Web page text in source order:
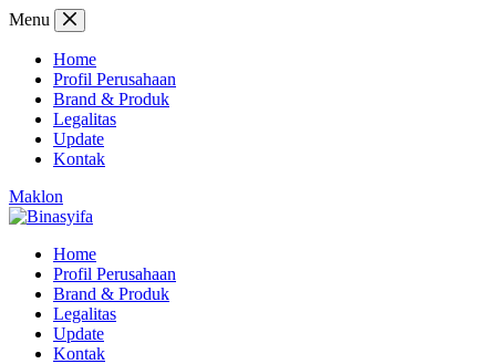
Skip
content
Menu
Home
Profil Perusahaan
Brand & Produk
Legalitas
Update
Kontak
Maklon
Home
Profil Perusahaan
Brand & Produk
Legalitas
Update
Kontak